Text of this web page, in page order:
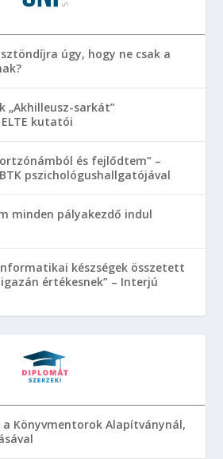
úgy, hogy ne csak a
„Akhilleusz-sarkát”
kutatói
és fejlődtem” –
pszichológushallgatójával
minden pályakezdő indul
készségek összetett
értékesnek” – Interjú
Könyvmentorok Alapítványnál,